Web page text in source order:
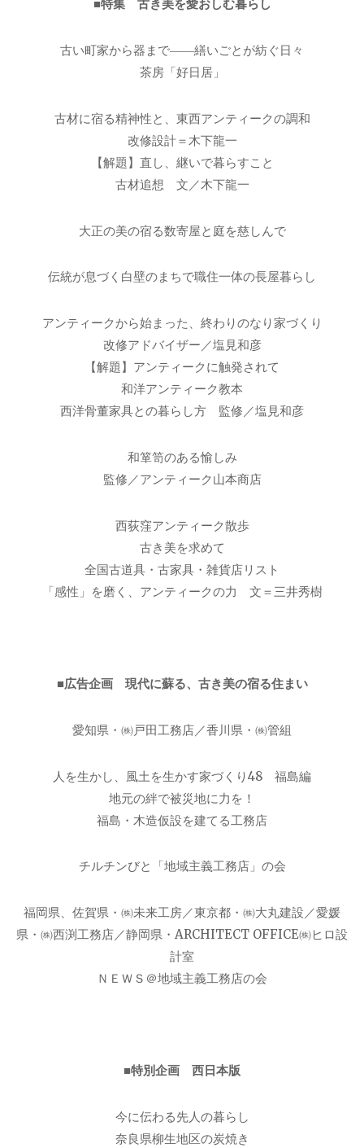
■特集 古き美を愛おしむ暮らし
古い町家から器まで――繕いごとが紡ぐ日々
茶房「好日居」
古材に宿る精神性と、東西アンティークの調和
改修設計＝木下龍一
【解題】直し、継いで暮らすこと
古材追想 文／木下龍一
大正の美の宿る数寄屋と庭を慈しんで
伝統が息づく白壁のまちで職住一体の長屋暮らし
アンティークから始まった、終わりのなり家づくり
改修アドバイザー／塩見和彦
【解題】アンティークに触発されて
和洋アンティーク教本
西洋骨董家具との暮らし方 監修／塩見和彦
和箪笥のある愉しみ
監修／アンティーク山本商店
西荻窪アンティーク散歩
古き美を求めて
全国古道具・古家具・雑貨店リスト
「感性」を磨く、アンティークの力 文＝三井秀樹
■広告企画 現代に蘇る、古き美の宿る住まい
愛知県・㈱戸田工務店／香川県・㈱管組
人を生かし、風土を生かす家づくり48 福島編
地元の絆で被災地に力を！
福島・木造仮設を建てる工務店
チルチンびと「地域主義工務店」の会
福岡県、佐賀県・㈱未来工房／東京都・㈱大丸建設／愛媛
県・㈱西渕工務店／静岡県・ARCHITECT OFFICE㈱ヒロ設
計室
ＮＥＷＳ＠地域主義工務店の会
■特別企画 西日本版
今に伝わる先人の暮らし
奈良県柳生地区の炭焼き